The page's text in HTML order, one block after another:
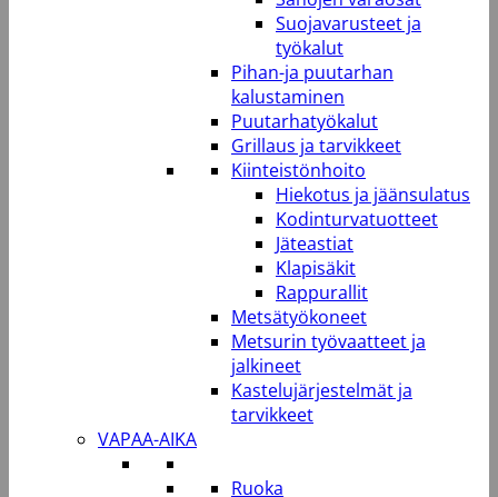
Suojavarusteet ja
työkalut
Pihan-ja puutarhan
kalustaminen
Puutarhatyökalut
Grillaus ja tarvikkeet
Kiinteistönhoito
Hiekotus ja jäänsulatus
Kodinturvatuotteet
Jäteastiat
Klapisäkit
Rappurallit
Metsätyökoneet
Metsurin työvaatteet ja
jalkineet
Kastelujärjestelmät ja
tarvikkeet
VAPAA-AIKA
Ruoka